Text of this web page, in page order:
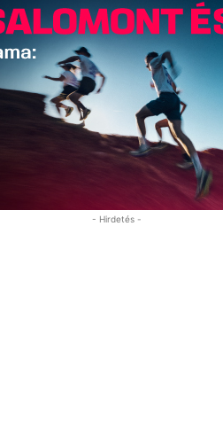
- Hirdetés -